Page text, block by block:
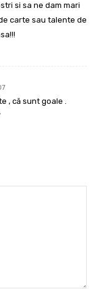
si sa ne dam mari
carte sau talente de
, că sunt goale .